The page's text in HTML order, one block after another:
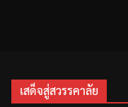
เสด็จสู่สวรรคาลัย